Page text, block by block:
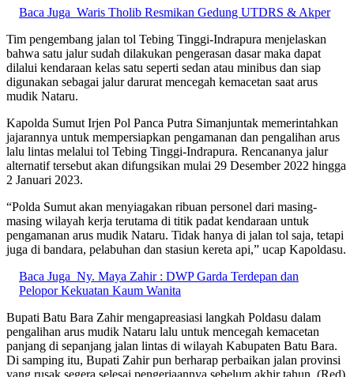
Baca Juga Waris Tholib Resmikan Gedung UTDRS & Akper
Tim pengembang jalan tol Tebing Tinggi-Indrapura menjelaskan
bahwa satu jalur sudah dilakukan pengerasan dasar maka dapat
dilalui kendaraan kelas satu seperti sedan atau minibus dan siap
digunakan sebagai jalur darurat mencegah kemacetan saat arus
mudik Nataru.
Kapolda Sumut Irjen Pol Panca Putra Simanjuntak memerintahkan
jajarannya untuk mempersiapkan pengamanan dan pengalihan arus
lalu lintas melalui tol Tebing Tinggi-Indrapura. Rencananya jalur
alternatif tersebut akan difungsikan mulai 29 Desember 2022 hingga
2 Januari 2023.
“Polda Sumut akan menyiagakan ribuan personel dari masing-
masing wilayah kerja terutama di titik padat kendaraan untuk
pengamanan arus mudik Nataru. Tidak hanya di jalan tol saja, tetapi
juga di bandara, pelabuhan dan stasiun kereta api,” ucap Kapoldasu.
Baca Juga Ny. Maya Zahir : DWP Garda Terdepan dan
Pelopor Kekuatan Kaum Wanita
Bupati Batu Bara Zahir mengapreasiasi langkah Poldasu dalam
pengalihan arus mudik Nataru lalu untuk mencegah kemacetan
panjang di sepanjang jalan lintas di wilayah Kabupaten Batu Bara.
Di samping itu, Bupati Zahir pun berharap perbaikan jalan provinsi
yang rusak segera selesai pengerjaannya sebelum akhir tahun. (Red)